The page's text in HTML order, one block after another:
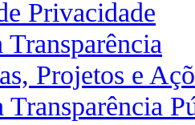
Privacidade
Transparência
Projetos e
Transparência